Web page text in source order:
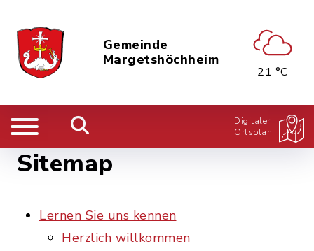
Gemeinde
Margetshöchheim
21 °C
Digitaler
Ortsplan
Sitemap
Lernen Sie uns kennen
Herzlich willkommen